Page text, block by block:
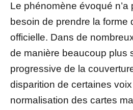
Le phénomène évoqué n’a
besoin de prendre la forme
officielle. Dans de
de manière beaucoup plus
progressive de la
disparition de certaines
normalisation des cartes